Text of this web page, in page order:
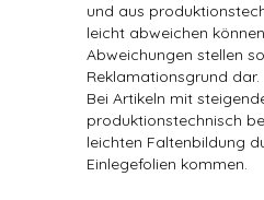
und aus
leicht abweichen
Abweichungen stellen
Reklamationsgrund dar.
Bei Artikeln mit
produktionstechnisch
leichten Faltenbildung
Einlegefolien kommen.